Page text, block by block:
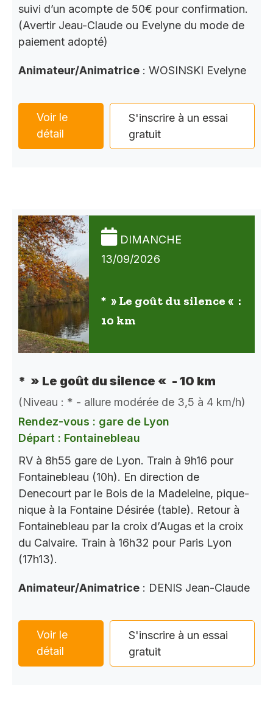
suivi d’un acompte de 50€ pour confirmation.
(Avertir Jeau-Claude ou Evelyne du mode de
paiement adopté)
Animateur/Animatrice : WOSINSKI Evelyne
Voir le
détail
S'inscrire à un essai
gratuit
DIMANCHE
13/09/2026
* » Le goût du silence « :
10 km
* » Le goût du silence « - 10 km
(Niveau : * - allure modérée de 3,5 à 4 km/h)
Rendez-vous : gare de Lyon
Départ : Fontainebleau
RV à 8h55 gare de Lyon. Train à 9h16 pour
Fontainebleau (10h). En direction de
Denecourt par le Bois de la Madeleine, pique-
nique à la Fontaine Désirée (table). Retour à
Fontainebleau par la croix d’Augas et la croix
du Calvaire. Train à 16h32 pour Paris Lyon
(17h13).
Animateur/Animatrice : DENIS Jean-Claude
Voir le
détail
S'inscrire à un essai
gratuit